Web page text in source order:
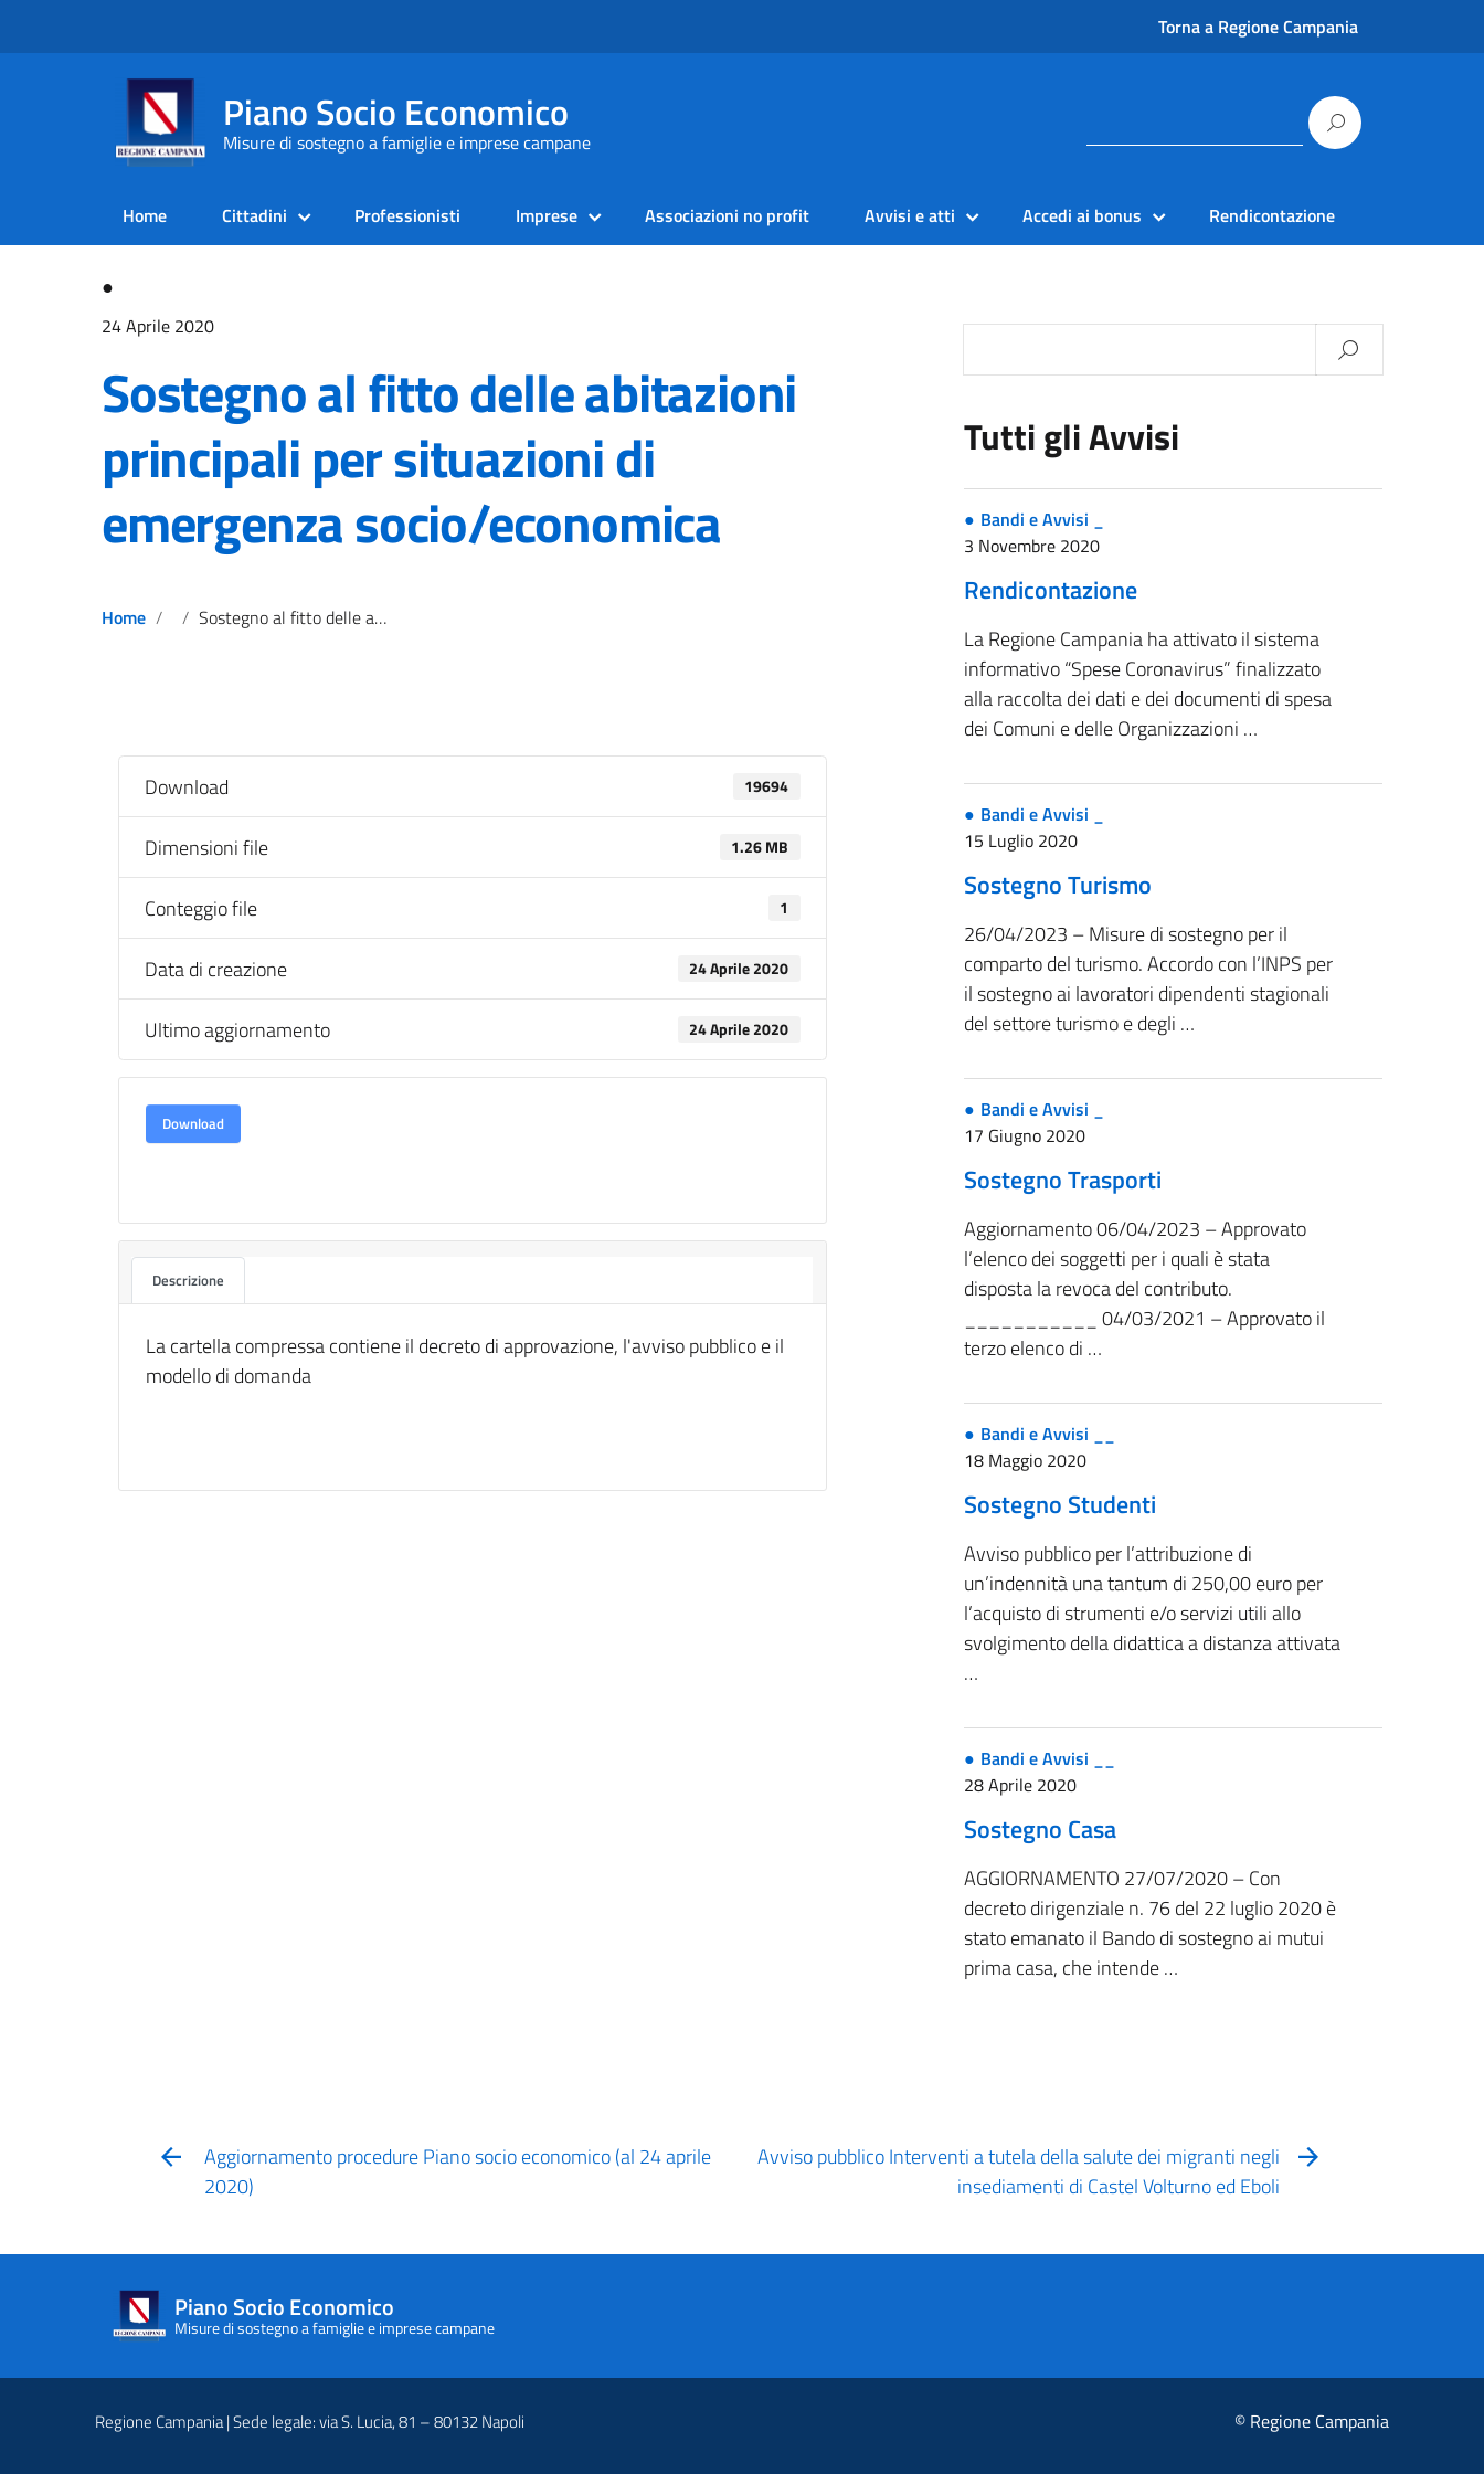
Torna a Regione Campania
Piano Socio Economico
Misure di sostegno a famiglie e imprese campane
Home Cittadini Professionisti Imprese Associazioni no profit Avvisi e atti Accedi ai bonus Rendicontazione
●
24 Aprile 2020
Sostegno al fitto delle abitazioni
principali per situazioni di
emergenza socio/economica
Home Sostegno al fitto delle abitazioni principali per situazioni di emergenza socio/economica
Download 19694
Dimensioni file 1.26 MB
Conteggio file 1
Data di creazione 24 Aprile 2020
Ultimo aggiornamento 24 Aprile 2020
Download
Descrizione
La cartella compressa contiene il decreto di approvazione, l'avviso pubblico e il
modello di domanda
Tutti gli Avvisi
Bandi e Avvisi _
3 Novembre 2020
Rendicontazione
La Regione Campania ha attivato il sistema
informativo “Spese Coronavirus” finalizzato
alla raccolta dei dati e dei documenti di spesa
dei Comuni e delle Organizzazioni …
Bandi e Avvisi _
15 Luglio 2020
Sostegno Turismo
26/04/2023 – Misure di sostegno per il
comparto del turismo. Accordo con l’INPS per
il sostegno ai lavoratori dipendenti stagionali
del settore turismo e degli …
Bandi e Avvisi _
17 Giugno 2020
Sostegno Trasporti
Aggiornamento 06/04/2023 – Approvato
l’elenco dei soggetti per i quali è stata
disposta la revoca del contributo.
___________ 04/03/2021 – Approvato il
terzo elenco di …
Bandi e Avvisi __
18 Maggio 2020
Sostegno Studenti
Avviso pubblico per l’attribuzione di
un’indennità una tantum di 250,00 euro per
l’acquisto di strumenti e/o servizi utili allo
svolgimento della didattica a distanza attivata
…
Bandi e Avvisi __
28 Aprile 2020
Sostegno Casa
AGGIORNAMENTO 27/07/2020 – Con
decreto dirigenziale n. 76 del 22 luglio 2020 è
stato emanato il Bando di sostegno ai mutui
prima casa, che intende …
Aggiornamento procedure Piano socio economico (al 24 aprile
2020)
Avviso pubblico Interventi a tutela della salute dei migranti negli
insediamenti di Castel Volturno ed Eboli
Piano Socio Economico
Misure di sostegno a famiglie e imprese campane
Regione Campania | Sede legale: via S. Lucia, 81 – 80132 Napoli © Regione Campania